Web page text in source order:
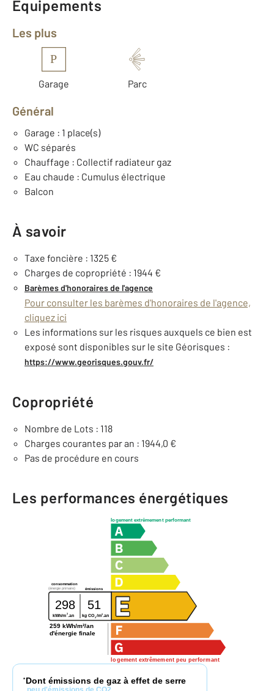
Équipements
Les plus
P
Garage Parc
Général
Garage : 1 place(s)
WC séparés
Chauffage : Collectif radiateur gaz
Eau chaude : Cumulus électrique
Balcon
À savoir
Taxe foncière : 1325 €
Charges de copropriété : 1944 €
Barèmes d'honoraires de l'agence
Pour consulter les barèmes d'honoraires de l'agence,
cliquez ici
Les informations sur les risques auxquels ce bien est
exposé sont disponibles sur le site Géorisques :
https://www.georisques.gouv.fr/
Copropriété
Nombre de Lots : 118
Charges courantes par an : 1944,0 €
Pas de procédure en cours
Les performances énergétiques
logement extrêmement performant
logement extrêmement peu performant
consommation
émissions
(énergie primaire)
298 51
kWh/m2.an kg CO2/m2 .an
259 kWh/m²/an
d'énergie finale
* Dont émissions de gaz à effet de serre